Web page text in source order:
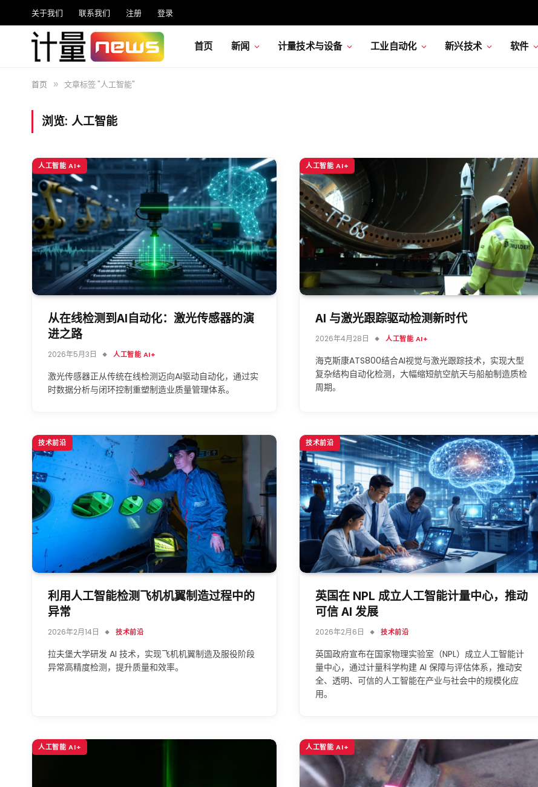
关于我们 联系我们 注册 登录
首页 新闻 计量技术与设备 工业自动化 新兴技术 软件
首页 » 文章标签 "人工智能"
浏览: 人工智能
人工智能 AI+
从在线检测到AI自动化：激光传感器的演
进之路
2026年5月3日 人工智能 AI+
激光传感器正从传统在线检测迈向AI驱动自动化，通过实
时数据分析与闭环控制重塑制造业质量管理体系。
人工智能 AI+
AI 与激光跟踪驱动检测新时代
2026年4月28日 人工智能 AI+
海克斯康ATS800结合AI视觉与激光跟踪技术，实现大型
复杂结构自动化检测，大幅缩短航空航天与船舶制造质检
周期。
技术前沿
利用人工智能检测飞机机翼制造过程中的
异常
2026年2月14日 技术前沿
拉夫堡大学研发 AI 技术，实现飞机机翼制造及服役阶段
异常高精度检测，提升质量和效率。
技术前沿
英国在 NPL 成立人工智能计量中心，推动
可信 AI 发展
2026年2月6日 技术前沿
英国政府宣布在国家物理实验室（NPL）成立人工智能计
量中心，通过计量科学构建 AI 保障与评估体系，推动安
全、透明、可信的人工智能在产业与社会中的规模化应
用。
人工智能 AI+ 人工智能 AI+